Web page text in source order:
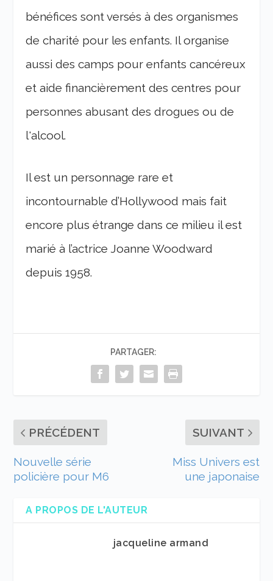
bénéfices sont versés à des organismes
de charité pour les enfants. Il organise
aussi des camps pour enfants cancéreux
et aide financièrement des centres pour
personnes abusant des drogues ou de
l'alcool.
Il est un personnage rare et
incontournable d’Hollywood mais fait
encore plus étrange dans ce milieu il est
marié à l’actrice Joanne Woodward
depuis 1958.
PARTAGER:
PRÉCÉDENT
Nouvelle série
policière pour M6
SUIVANT
Miss Univers est
une japonaise
A PROPOS DE L'AUTEUR
jacqueline armand